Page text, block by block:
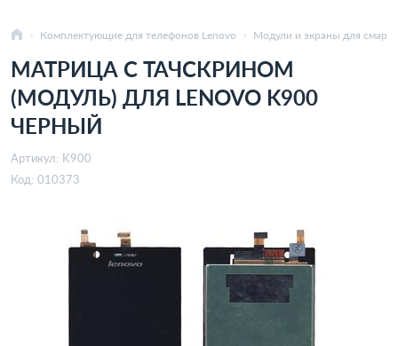
Комплектующие для телефонов Lenovo Модули и экраны для
МАТРИЦА С ТАЧСКРИНОМ
(МОДУЛЬ) ДЛЯ LENOVO K900
ЧЕРНЫЙ
Артикул: K900
Код: 010373